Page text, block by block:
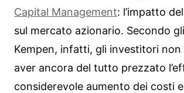
Capital Management: l’impatto
sul mercato azionario. Secondo
Kempen, infatti, gli investitori non
aver ancora del tutto prezzato
considerevole aumento dei costi